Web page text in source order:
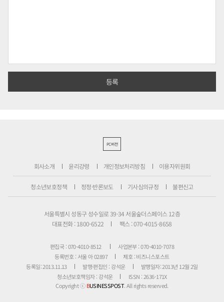
PC버전
회사소개 윤리강령 개인정보처리방침 이용자위원회
청소년보호정책 정정·반론보도 기사심의규정 불편신고
서울특별시 성동구 성수일로 39-34 서울숲더스페이스 12층
대표전화 : 1800-6522
팩스 : 070-4015-8658
편집국 : 070-4010-8512
사업본부 : 070-4010-7078
등록번호 : 서울 아 02897
제호 : 비즈니스포스트
등록일: 2013.11.13
발행·편집인 : 강석운
발행일자: 2013년 12월 2일
청소년보호책임자 : 강석운
ISSN : 2636-171X
Copyright ⓒBUSINESSPOST. All rights reserved.